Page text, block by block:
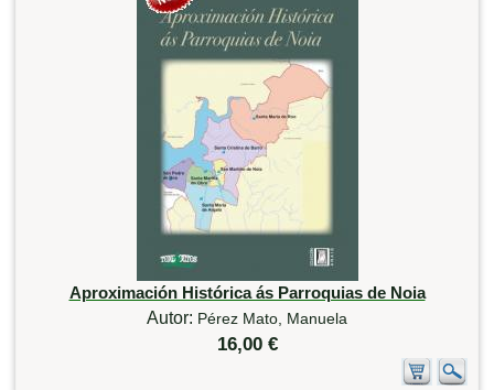
Aproximación Histórica ás Parroquias de Noia
Autor: Pérez Mato, Manuela
16,00 €